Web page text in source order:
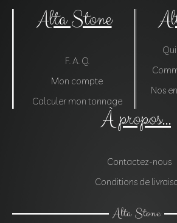
Alta Stone
F. A. Q.
Mon compte
Calculer mon tonnage
Nos
À propos...
Contactez-nous
Conditions de
Alta Stone